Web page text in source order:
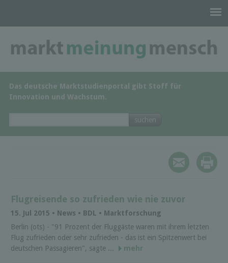
Das deutsche Marktstudienportal gibt Stoff für
Innovation und Wachstum.
Flugreisende so zufrieden wie nie zuvor
15. Jul 2015 • News • BDL • Marktforschung
Berlin (ots) - "91 Prozent der Fluggäste waren mit ihrem letzten
Flug zufrieden oder sehr zufrieden - das ist ein Spitzenwert bei
deutschen Passagieren", sagte ...
mehr